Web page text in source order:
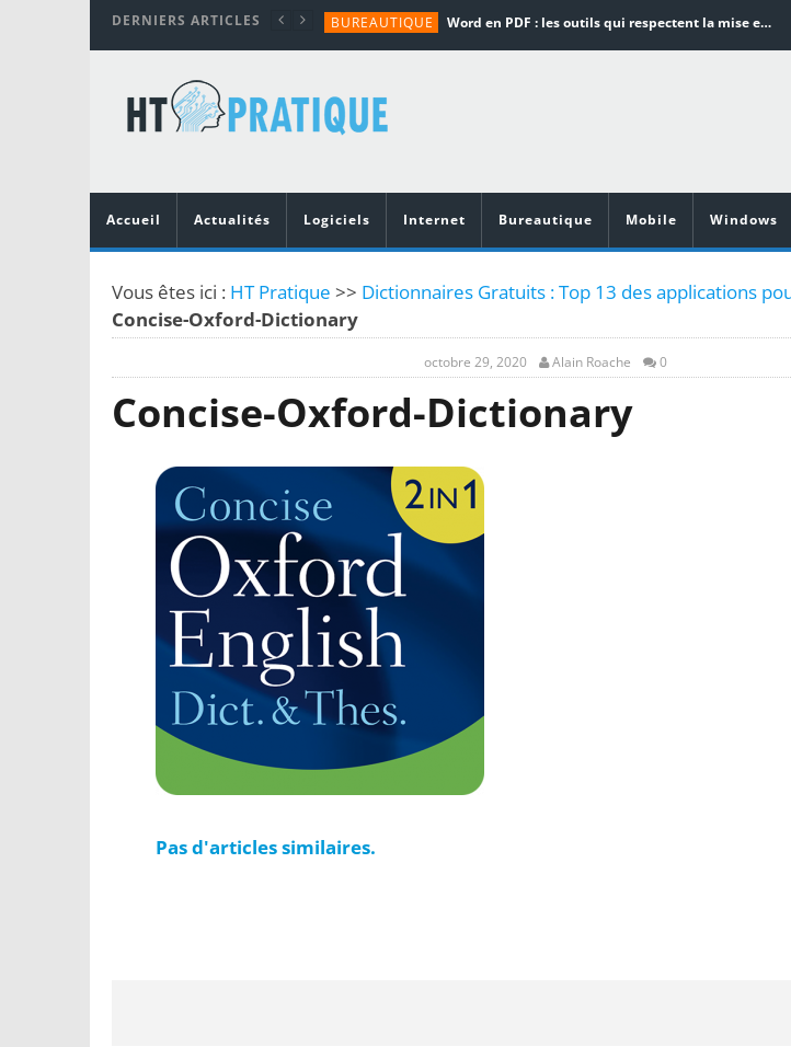
DERNIERS ARTICLES BUREAUTIQUE Word en PDF : les outils qui respectent la mise en page
TUTORIALS
MATÉRIEL
Vidéoprojecteurs Asus : Top 6 des meilleurs modèles de la marque
Accueil
Actualités Logiciels Internet Bureautique Mobile Windows
Vous êtes ici : HT Pratique >> Dictionnaires Gratuits : Top 13 des applications
Concise-Oxford-Dictionary
octobre 29, 2020 Alain Roache 0
Concise-Oxford-Dictionary
Pas d'articles similaires.